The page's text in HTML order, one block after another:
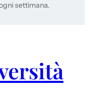
settimana.